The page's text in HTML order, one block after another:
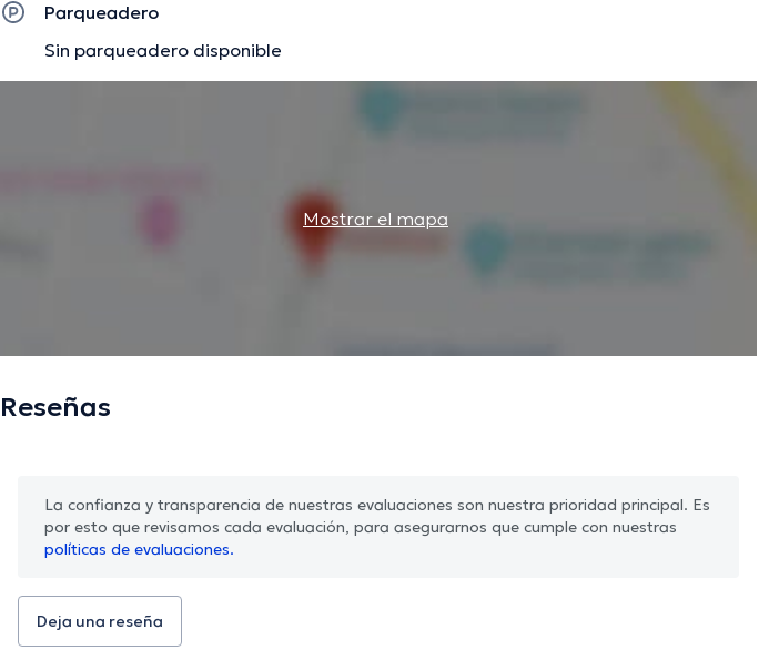
Parqueadero
Sin parqueadero disponible
Mostrar el mapa
Reseñas
La confianza y transparencia de nuestras evaluaciones son nuestra prioridad principal. Es
por esto que revisamos cada evaluación, para asegurarnos que cumple con nuestras
políticas de evaluaciones.
Deja una reseña